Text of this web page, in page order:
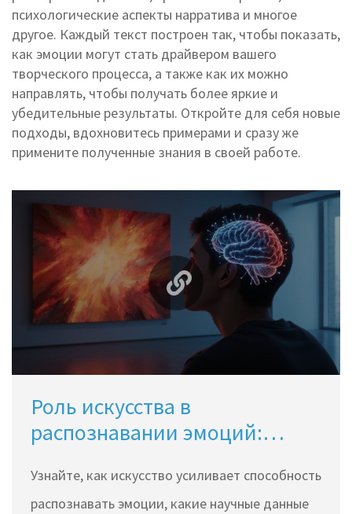
психологические аспекты нарратива и многое
другое. Каждый текст построен так, чтобы показать,
как эмоции могут стать драйвером вашего
творческого процесса, а также как их можно
направлять, чтобы получать более яркие и
убедительные результаты. Откройте для себя новые
подходы, вдохновитесь примерами и сразу же
примените полученные знания в своей работе.
Роль искусства в
распознавании эмоций:
восприятие
Узнайте, как искусство усиливает способность
распознавать эмоции, какие научные данные